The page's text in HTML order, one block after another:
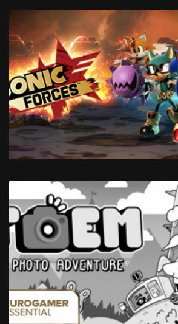
Shadowrun Returns
Sonic Forces